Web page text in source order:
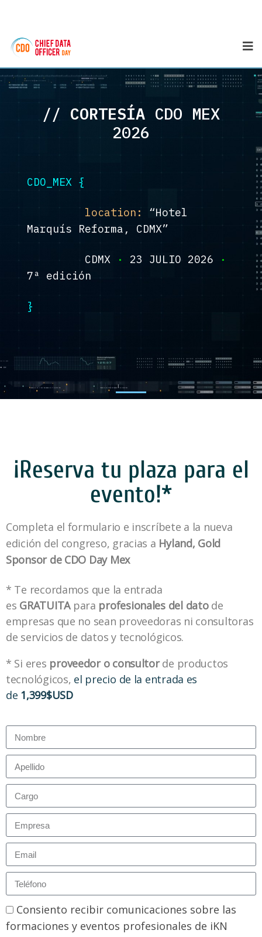
// CORTESÍA CDO MEX
2026
CDO_MEX {
location:
“Hotel
Marquís Reforma, CDMX”
CDMX · 23 JULIO 2026
·
7ª edición
}
¡Reserva tu plaza para el
evento!*
Completa el formulario e inscríbete a la nueva
edición del congreso, gracias a Hyland, Gold
Sponsor de CDO Day Mex
* Te recordamos que la entrada
es GRATUITApara profesionales del dato de
empresas que no sean proveedoras ni consultoras
de servicios de datos y tecnológicos.
* Si eres proveedor o consultorde productos
tecnológicos, el precio de la entrada es
de 1,399$USD
Consiento recibir comunicaciones sobre las
formaciones y eventos profesionales de iKN